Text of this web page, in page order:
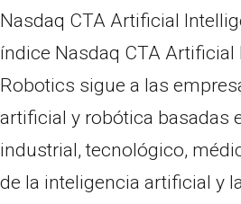
Nasdaq CTA Artificial
índice Nasdaq CTA Artificial
Robotics sigue a las
artificial y robótica basadas
industrial, tecnológico,
de la inteligencia artificial y